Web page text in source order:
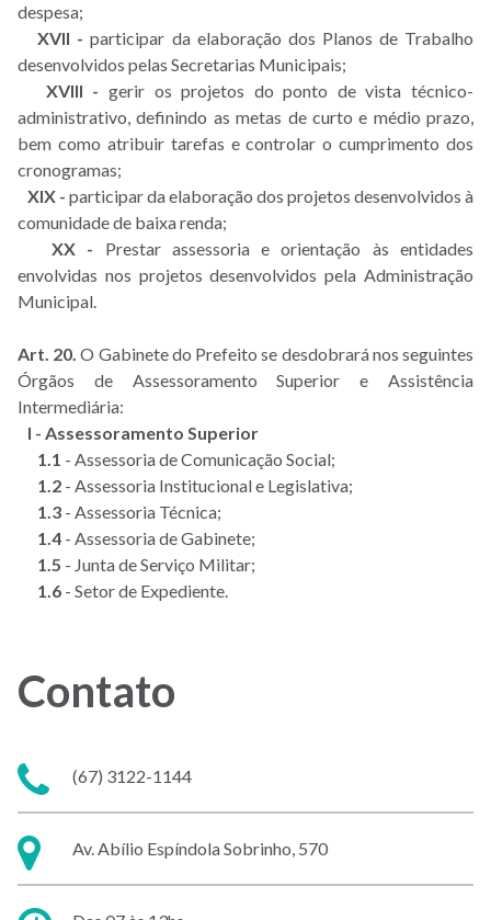
despesa;
XVII - participar da elaboração dos Planos de Trabalho
desenvolvidos pelas Secretarias Municipais;
XVIII - gerir os projetos do ponto de vista técnico-
administrativo, definindo as metas de curto e médio prazo,
bem como atribuir tarefas e controlar o cumprimento dos
cronogramas;
XIX - participar da elaboração dos projetos desenvolvidos à
comunidade de baixa renda;
XX - Prestar assessoria e orientação às entidades
envolvidas nos projetos desenvolvidos pela Administração
Municipal.
Art. 20. O Gabinete do Prefeito se desdobrará nos seguintes
Órgãos de Assessoramento Superior e Assistência
Intermediária:
I - Assessoramento Superior
1.1 - Assessoria de Comunicação Social;
1.2 - Assessoria Institucional e Legislativa;
1.3 - Assessoria Técnica;
1.4 - Assessoria de Gabinete;
1.5 - Junta de Serviço Militar;
1.6 - Setor de Expediente.
Contato
Telefone:
(67) 3122-1144
Endereço:
Av. Abílio Espíndola Sobrinho, 570